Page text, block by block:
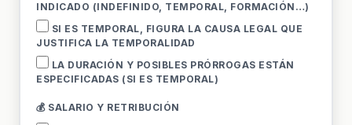
INDICADO (INDEFINIDO, TEMPORAL, FORMACIÓN…)
SI ES TEMPORAL, FIGURA LA CAUSA LEGAL QUE
JUSTIFICA LA TEMPORALIDAD
LA DURACIÓN Y POSIBLES PRÓRROGAS ESTÁN
ESPECIFICADAS (SI ES TEMPORAL)
💰 SALARIO Y RETRIBUCIÓN